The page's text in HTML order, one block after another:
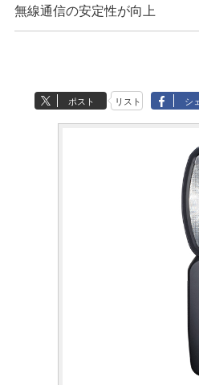
無線通信の安定性が向上
ポスト リスト シ